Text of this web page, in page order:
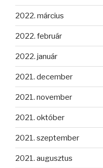
2022. március
2022. február
2022. január
2021. december
2021. november
2021. október
2021. szeptember
2021. augusztus